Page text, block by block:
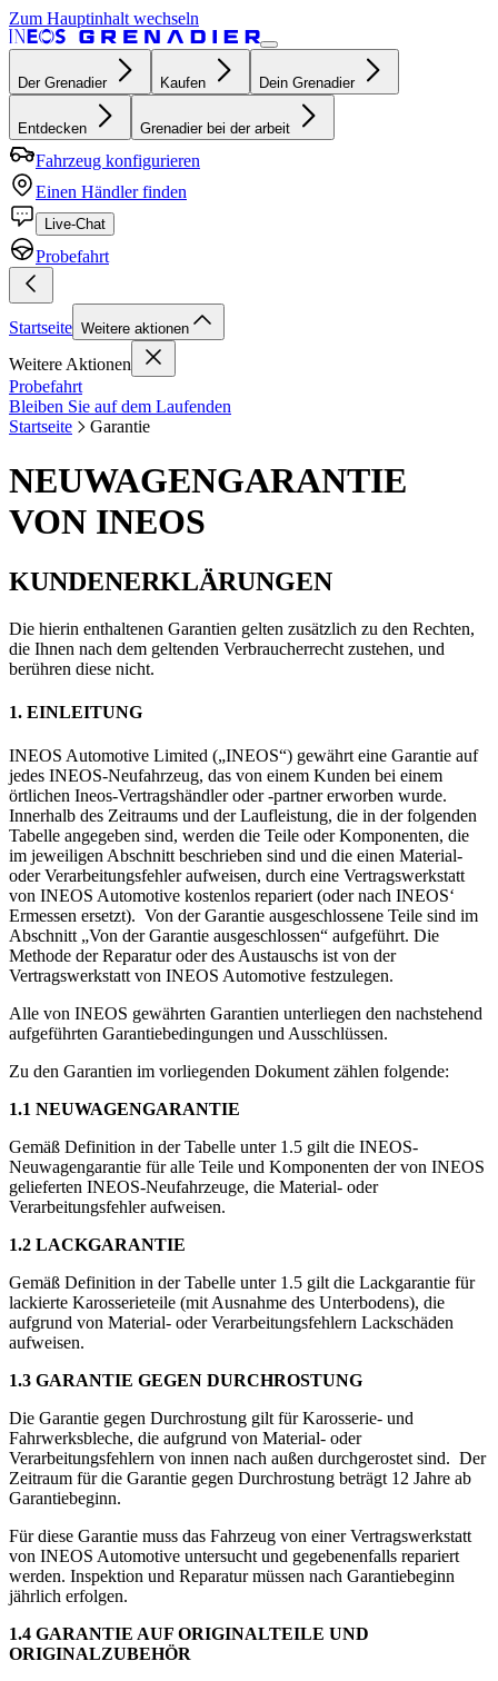
Zum Hauptinhalt wechseln
Der Grenadier Kaufen Dein Grenadier
Entdecken Grenadier bei der arbeit
Fahrzeug konfigurieren
Einen Händler finden
Live-Chat
Probefahrt
Startseite Weitere aktionen
Weitere Aktionen
Probefahrt
Bleiben Sie auf dem Laufenden
Startseite
Garantie
NEUWAGENGARANTIE
VON INEOS
KUNDENERKLÄRUNGEN
Die hierin enthaltenen Garantien gelten zusätzlich zu den Rechten,
die Ihnen nach dem geltenden Verbraucherrecht zustehen, und
berühren diese nicht.
1. EINLEITUNG
INEOS Automotive Limited („INEOS“) gewährt eine Garantie auf
jedes INEOS-Neufahrzeug, das von einem Kunden bei einem
örtlichen Ineos-Vertragshändler oder -partner erworben wurde.
Innerhalb des Zeitraums und der Laufleistung, die in der folgenden
Tabelle angegeben sind, werden die Teile oder Komponenten, die
im jeweiligen Abschnitt beschrieben sind und die einen Material-
oder Verarbeitungsfehler aufweisen, durch eine Vertragswerkstatt
von INEOS Automotive kostenlos repariert (oder nach INEOS‘
Ermessen ersetzt). Von der Garantie ausgeschlossene Teile sind im
Abschnitt „Von der Garantie ausgeschlossen“ aufgeführt. Die
Methode der Reparatur oder des Austauschs ist von der
Vertragswerkstatt von INEOS Automotive festzulegen.
Alle von INEOS gewährten Garantien unterliegen den nachstehend
aufgeführten Garantiebedingungen und Ausschlüssen.
Zu den Garantien im vorliegenden Dokument zählen folgende:
1.1 NEUWAGENGARANTIE
Gemäß Definition in der Tabelle unter 1.5 gilt die INEOS-
Neuwagengarantie für alle Teile und Komponenten der von INEOS
gelieferten INEOS-Neufahrzeuge, die Material- oder
Verarbeitungsfehler aufweisen.
1.2 LACKGARANTIE
Gemäß Definition in der Tabelle unter 1.5 gilt die Lackgarantie für
lackierte Karosserieteile (mit Ausnahme des Unterbodens), die
aufgrund von Material- oder Verarbeitungsfehlern Lackschäden
aufweisen.
1.3 GARANTIE GEGEN DURCHROSTUNG
Die Garantie gegen Durchrostung gilt für Karosserie- und
Fahrwerksbleche, die aufgrund von Material- oder
Verarbeitungsfehlern von innen nach außen durchgerostet sind. Der
Zeitraum für die Garantie gegen Durchrostung beträgt 12 Jahre ab
Garantiebeginn.
Für diese Garantie muss das Fahrzeug von einer Vertragswerkstatt
von INEOS Automotive untersucht und gegebenenfalls repariert
werden. Inspektion und Reparatur müssen nach Garantiebeginn
jährlich erfolgen.
1.4 GARANTIE AUF ORIGINALTEILE UND
ORIGINALZUBEHÖR